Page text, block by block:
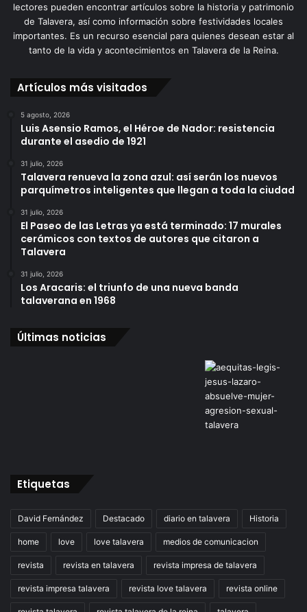
lectores pueden encontrar artículos sobre la historia y patrimonio
de Talavera, así como información sobre festividades locales
importantes. Es un recurso esencial para quienes desean estar al
tanto de la vida y acontecimientos en Talavera de la Reina.
Artículos más visitados
5 agosto, 2026
Luis Asensio Ramos, el Héroe de Nador: resistencia
durante el asedio de 1921
31 julio, 2026
Talavera renueva la zona azul: así serán los nuevos
parquímetros inteligentes que llegan a toda la ciudad
31 julio, 2026
El Paseo de las Letras ya está terminado: 17 murales
cerámicos con textos de autores que citaron a
Talavera
31 julio, 2026
Los Aracaris: el triunfo de una nueva banda
talaverana en 1968
Últimas noticias
Etiquetas
David Fernández Destacado diario en talavera Historia
home love love talavera medios de comunicacion
revista revista en talavera revista impresa de talavera
revista impresa talavera revista love talavera revista online